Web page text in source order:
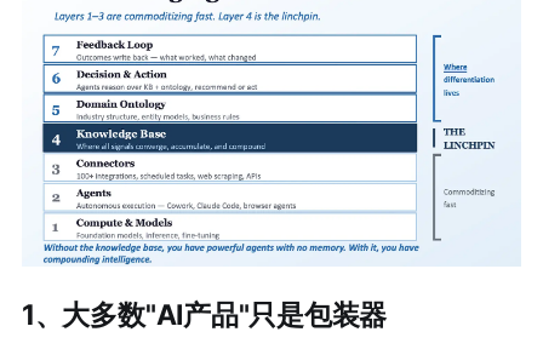
1、大多数"AI产品"只是包装器